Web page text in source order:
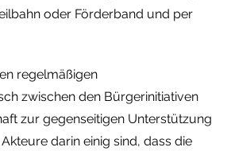
oder Förderband und per
regelmäßigen
zwischen den Bürgerinitiativen
zur gegenseitigen Unterstützung
darin einig sind, dass die